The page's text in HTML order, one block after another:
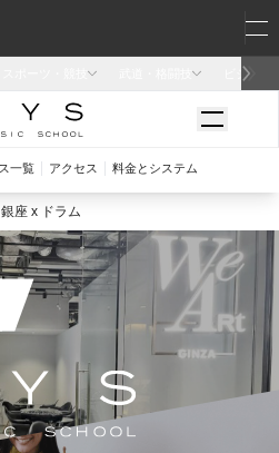
銀座 x ドラム